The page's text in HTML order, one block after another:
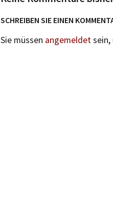
SCHREIBEN SIE EINEN
Sie müssen angemeldetsein,